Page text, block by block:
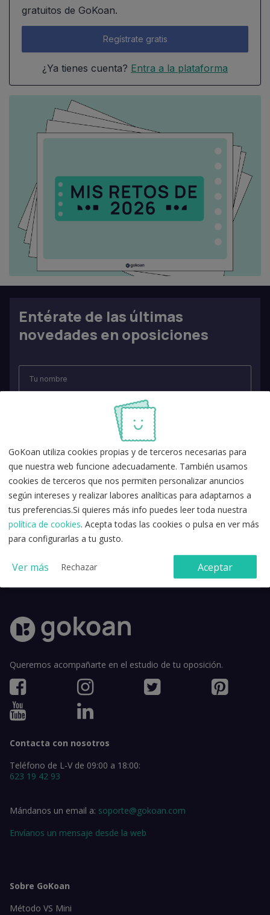
gratuitos de GoKoan.
Regístrate gratis
¿Ya tienes cuenta? Entra a la plataforma
Entérate de las últimas
novedades en oposiciones
Acepto la política de privacidad
Queremos acompañarte en el estudio de tu oposición.
Contacta con nosotros
Teléfono de L-V de 09:00 a 18:00:
623 19 42 93
Mándanos un email a: soporte@gokoan.com
Envíanos un mensaje desde la web
Sobre GoKoan
Método VS Mini
GoKoan utiliza cookies propias y de terceros necesarias para
que nuestra web funcione adecuadamente. También usamos
cookies de terceros que nos permiten personalizar anuncios
según intereses y realizar labores analíticas para adaptarnos a
tus preferencias.Si quieres más info puedes leer toda nuestra
política de cookies. Acepta todas las cookies o pulsa en ver más
para configurarlas a tu gusto.
Ver más Rechazar Aceptar